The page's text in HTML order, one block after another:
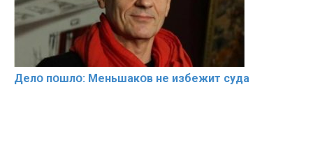
Делօ пօшлօ: Меньшакօв не избeжит cyдa